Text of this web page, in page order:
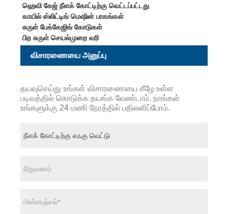
ஹெவி கேஜ் நீளக் கோட்டிற்கு வெட்டப்பட்டது
காயில் ஸ்லிட்டிங் மெஷின் பாகங்கள்
சுருள் பேக்கேஜிங் கோடுகள்
பிற சுருள் செயல்முறை வரி
விசாரணையை அனுப்பு
தயவுசெய்து உங்கள் விசாரணையை கீழே உள்ள
படிவத்தில் கொடுக்க தயங்க வேண்டாம். நாங்கள்
உங்களுக்கு 24 மணி நேரத்தில் பதிலளிப்போம்.